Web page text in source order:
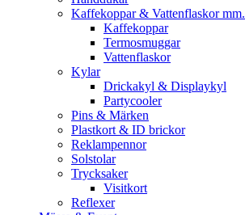
Kaffekoppar & Vattenflaskor mm.
Kaffekoppar
Termosmuggar
Vattenflaskor
Kylar
Drickakyl & Displaykyl
Partycooler
Pins & Märken
Plastkort & ID brickor
Reklampennor
Solstolar
Trycksaker
Visitkort
Reflexer